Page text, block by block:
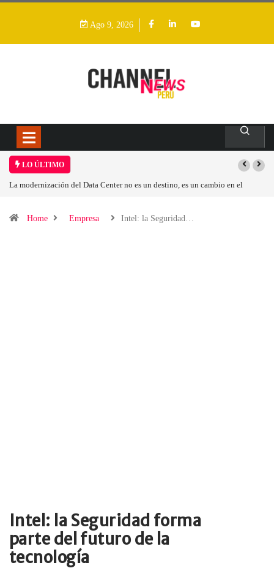
Ago 9, 2026
LO ÚLTIMO
destino, es un cambio en el Los ingresos por semiconductores aumentarán
Home Empresa Intel: la Seguridad…
Intel: la Seguridad forma
parte del futuro de la
tecnología